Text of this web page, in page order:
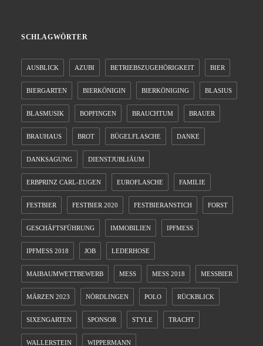
SCHLAGWÖRTER
AUSBLICK AZUBI BETRIEBSZUGEHÖRIGKEIT BIER
BIERGARTEN BIERKÖNIGIN BIERKÖNIGING BLASIUS
BLASMUSIK BOPFINGEN BRAUCHTUM BRAUER
BRAUHAUS BROT BÜGELFLASCHE DANKE
DANKSAGUNG DIENSTJUBLIÄUM
ERBPRINZ CARL-EUGEN EUROFLASCHE FAMILIE
FESTBIER FESTBIER 2020 FESTBIERANSTICH FORST
GESCHÄFTSFÜHRUNG IMMOBILIEN IPFMESS
IPFMESS 2018 JOB LEDERHOSE
MAIBAUMWETTBEWERB MESS MESS 2018 MESSBIER
MÄRZEN 2023 NÖRDLINGEN POLO RÜCKBLICK
SIXENGARTEN SPONSOR STYLE TRACHT
WALLERSTEIN WIPPERMANN